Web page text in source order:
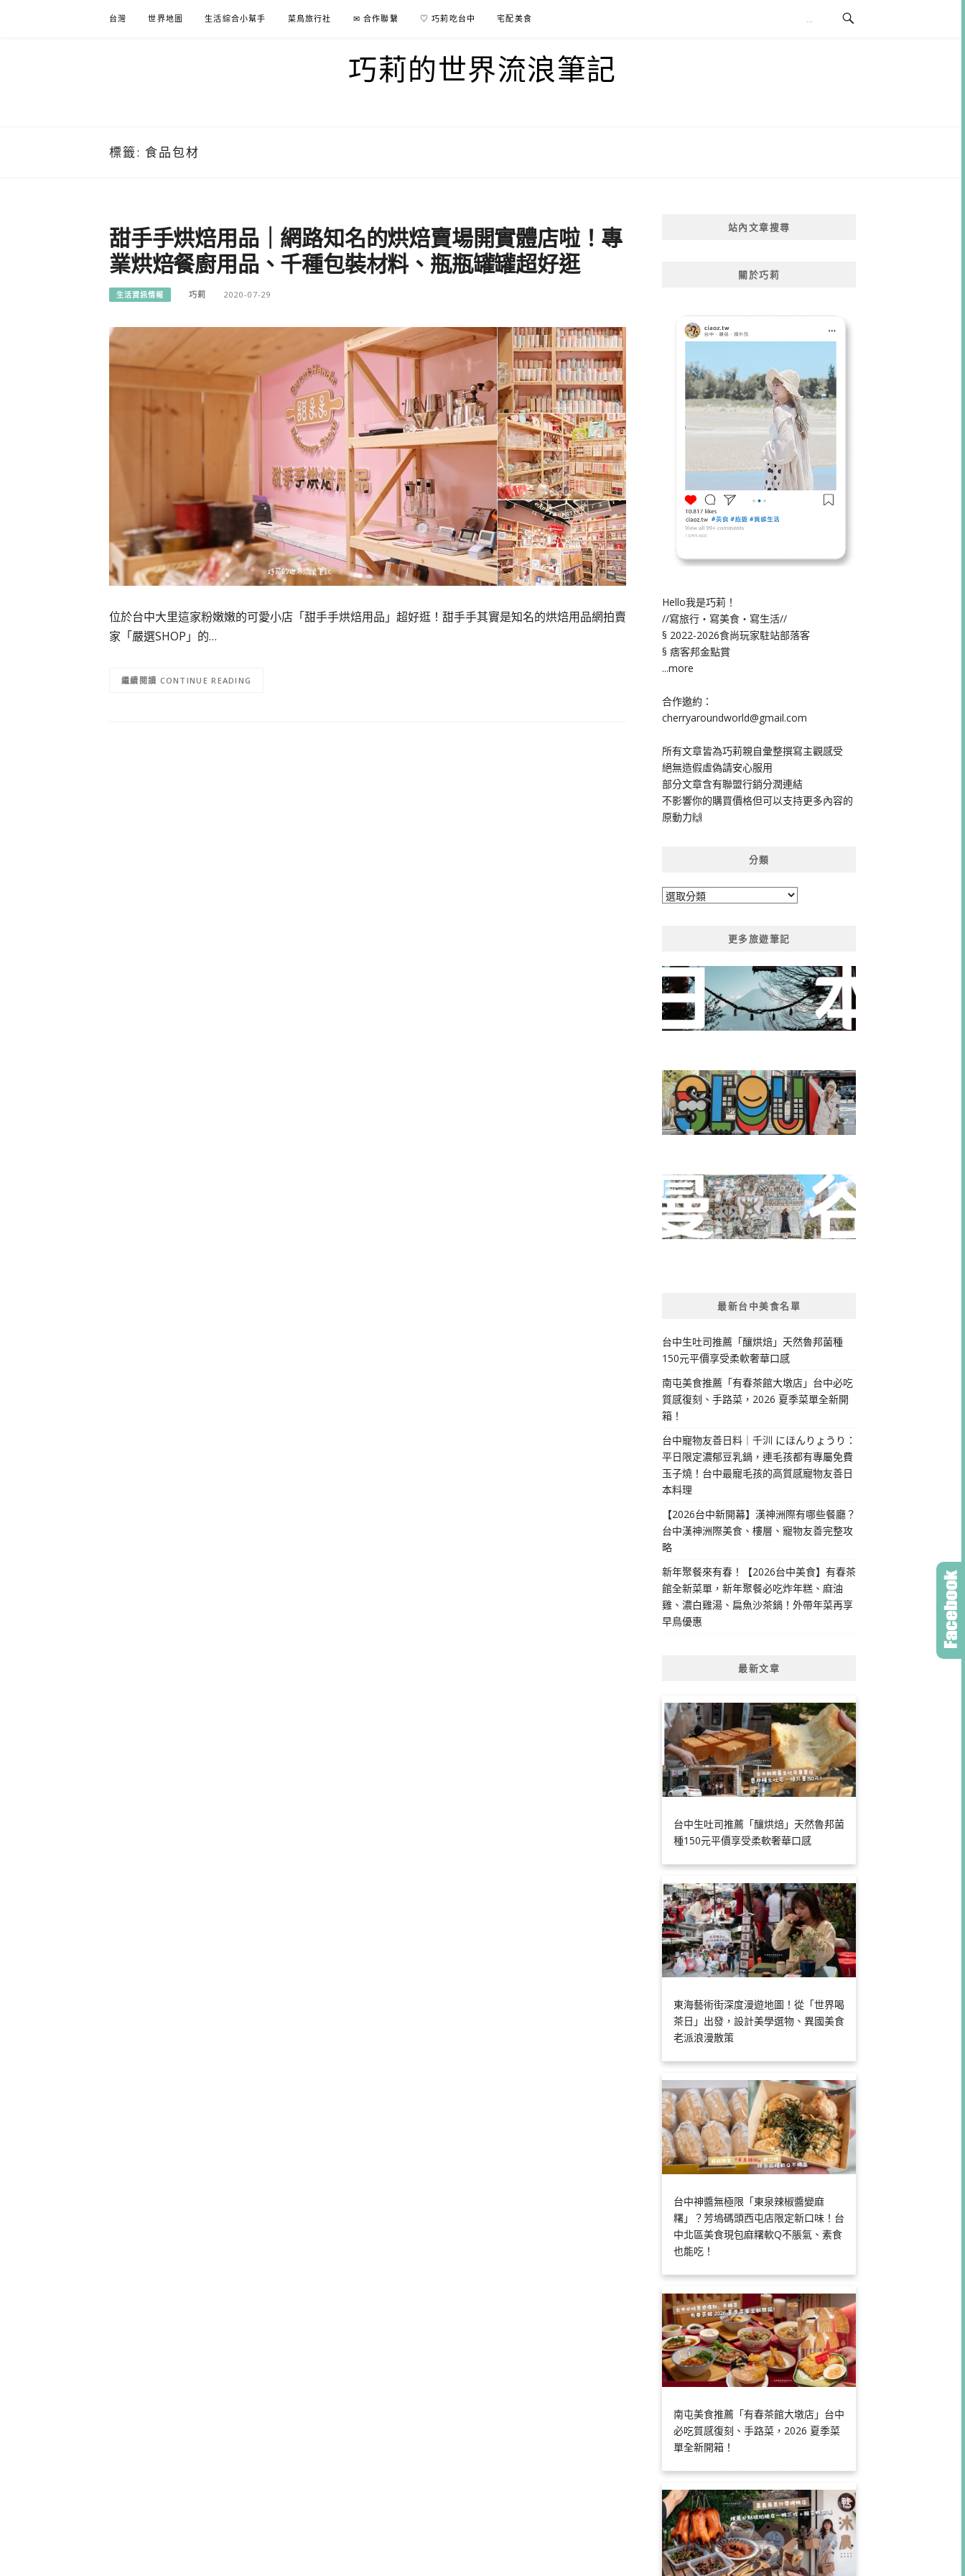
台灣 世界地圖 生活綜合小幫手 菜鳥旅行社 ✉ 合作聯繫 ♡ 巧莉吃台中 宅配美食
巧莉的世界流浪筆記
標籤: 食品包材
甜手手烘焙用品｜網路知名的烘焙賣場開實體店啦！專
業烘焙餐廚用品、千種包裝材料、瓶瓶罐罐超好逛
生活資訊情報 巧莉 2020-07-29
位於台中大里這家粉嫩嫩的可愛小店「甜手手烘焙用品」超好逛！甜手手其實是知名的烘焙用品網拍賣
家「嚴選SHOP」的…
CONTINUE READING
站內文章搜尋
關於巧莉
Hello我是巧莉！
//寫旅行・寫美食・寫生活//
§ 2022-2026食尚玩家駐站部落客
§ 痞客邦金點賞
...more
合作邀約：
cherryaroundworld@gmail.com
所有文章皆為巧莉親自彙整撰寫主觀感受
絕無造假虛偽請安心服用
部分文章含有聯盟行銷分潤連結
不影響你的購買價格但可以支持更多內容的
原動力🙌
分類
分
更多旅遊筆記
最新台中美食名單
台中生吐司推薦「釀烘焙」天然魯邦菌種
150元平價享受柔軟奢華口感
南屯美食推薦「有春茶館大墩店」台中必吃
質感復刻、手路菜，2026 夏季菜單全新開
箱！
台中寵物友善日料｜千汌 にほんりょうり：
平日限定濃郁豆乳鍋，連毛孩都有專屬免費
玉子燒！台中最寵毛孩的高質感寵物友善日
本料理
【2026台中新開幕】漢神洲際有哪些餐廳？
台中漢神洲際美食、樓層、寵物友善完整攻
略
新年聚餐來有春！【2026台中美食】有春茶
館全新菜單，新年聚餐必吃炸年糕、麻油
雞、濃白雞湯、扁魚沙茶鍋！外帶年菜再享
早鳥優惠
最新文章
台中生吐司推薦「釀烘焙」天然魯邦菌
種150元平價享受柔軟奢華口感
東海藝術街深度漫遊地圖！從「世界喝
茶日」出發，設計美學選物、異國美食
老派浪漫散策
台中神醬無極限「東泉辣椒醬變麻
糬」？芳塢碼頭西屯店限定新口味！台
中北區美食現包麻糬軟Q不脹氣、素食
也能吃！
南屯美食推薦「有春茶館大墩店」台中
必吃質感復刻、手路菜，2026 夏季菜
單全新開箱！